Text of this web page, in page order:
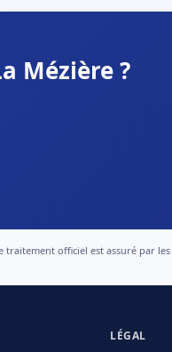
Mézière ?
traitement officiel est assuré par
LÉGAL